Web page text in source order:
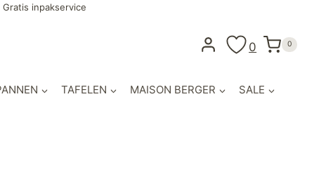
inpakservice
0 0
TAFELEN MAISON BERGER SALE